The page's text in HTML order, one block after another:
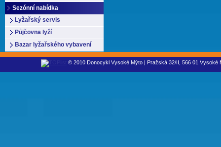
Sezónní nabídka
Lyžařský servis
Půjčovna lyží
Bazar lyžařského vybavení
© 2010 Donocykl Vysoké Mýto | Pražská 32/II, 566 01 Vysoké